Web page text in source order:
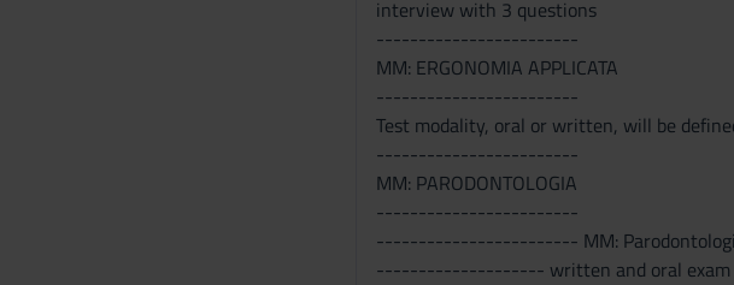
interview with 3 questions
------------------------
MM: ERGONOMIA APPLICATA
------------------------
Test modality, oral or written, will be
------------------------
MM: PARODONTOLOGIA
------------------------
------------------------ MM:
-------------------- written and oral exam